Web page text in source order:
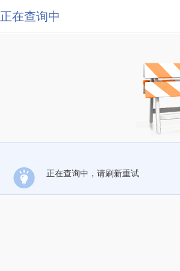
正在查询中
正在查询中，请刷新重试